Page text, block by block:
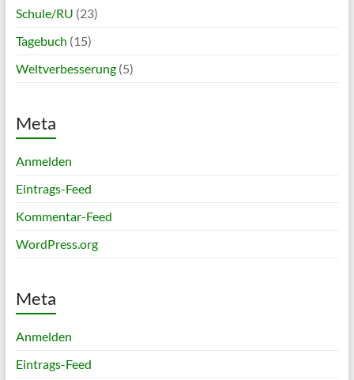
Schule/RU (23)
Tagebuch (15)
Weltverbesserung(5)
Meta
Anmelden
Eintrags-Feed
Kommentar-Feed
WordPress.org
Meta
Anmelden
Eintrags-Feed